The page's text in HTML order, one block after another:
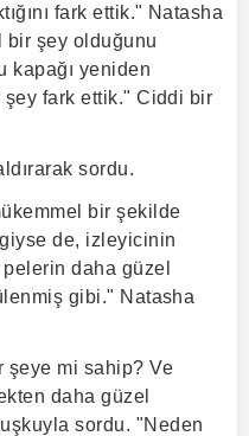
fark ettik." Natasha
bir şey olduğunu
kapağı yeniden
şey fark ettik." Ciddi bir
sordu.
bir şekilde
giyse de, izleyicinin
daha güzel
gibi." Natasha
şeye mi sahip? Ve
daha güzel
sordu. "Neden